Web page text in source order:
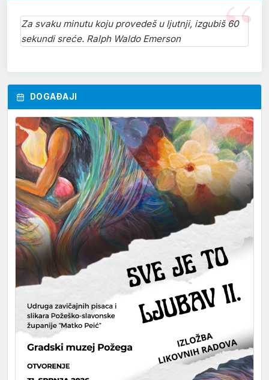
Za svaku minutu koju provedeš u ljutnji, izgubiš 60
sekundi sreće. Ralph Waldo Emerson
DOGAĐAJI